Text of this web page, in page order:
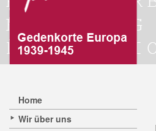
Home
Wir über uns